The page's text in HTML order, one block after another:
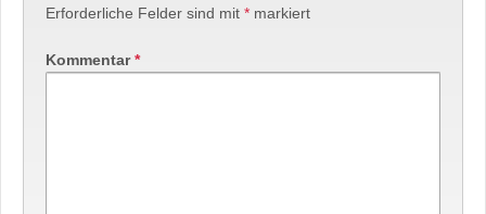
Erforderliche Felder sind mit * markiert
Kommentar*